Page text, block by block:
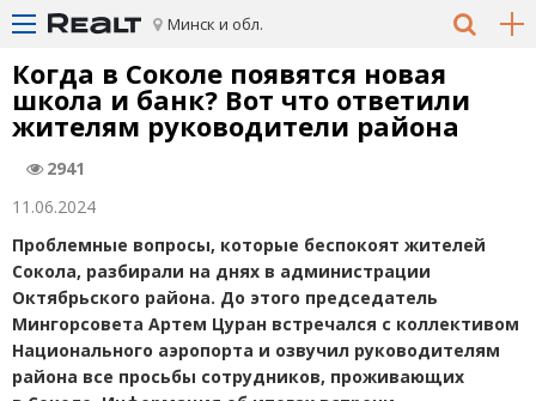
Минск и обл.
Когда в Соколе появятся новая
школа и банк? Вот что ответили
жителям руководители района
2941
11.06.2024
Проблемные вопросы, которые беспокоят жителей
Сокола, разбирали на днях в администрации
Октябрьского района. До этого председатель
Мингорсовета Артем Цуран встречался с коллективом
Национального аэропорта и озвучил руководителям
района все просьбы сотрудников, проживающих